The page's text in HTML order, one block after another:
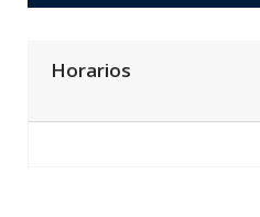
Horarios